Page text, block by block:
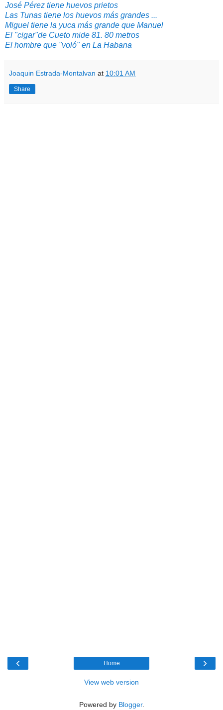
José Pérez tiene huevos prietos
Las Tunas tiene los huevos más grandes ...
Miguel tiene la yuca más grande que Manuel
El "cigar"de Cueto mide 81. 80 metros
El hombre que "voló" en La Habana
Joaquin Estrada-Montalvan at 10:01 AM
Share
‹ ›
Home
View web version
Powered by Blogger.